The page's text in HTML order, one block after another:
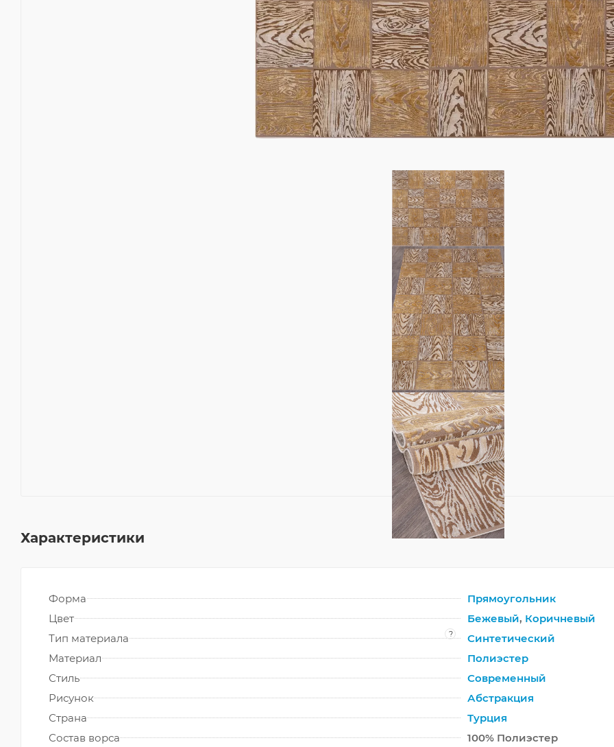
Характеристики
Форма
Прямоугольник
Цвет
Бежевый, Коричневый
Тип материала
?
Синтетический
Материал
Полиэстер
Стиль
Современный
Рисунок
Абстракция
Страна
Турция
Состав ворса
100% Полиэстер